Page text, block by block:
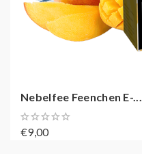
Nebelfee Feenchen E-...
€9,00